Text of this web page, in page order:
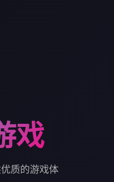
戏
质的游戏体